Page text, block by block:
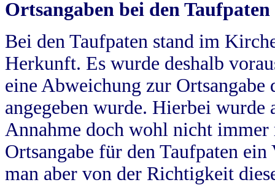
Ortsangaben bei den Taufpaten
Bei den Taufpaten stand im
Herkunft. Es wurde deshalb
eine Abweichung zur
angegeben wurde. Hierbei wurde
Annahme doch wohl nicht
Ortsangabe für den Taufpaten
man aber von der Richtigkeit